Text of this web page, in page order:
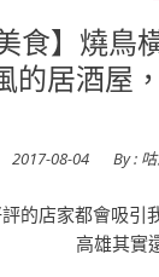
食】燒
的居酒屋
Posted
2017-08-04 By :
的店家都會吸引
高雄其實